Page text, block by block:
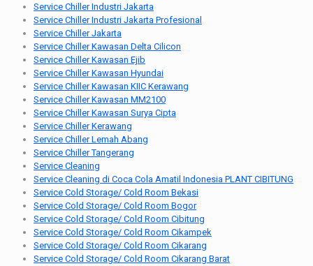
Service Chiller Industri Jakarta
Service Chiller Industri Jakarta Profesional
Service Chiller Jakarta
Service Chiller Kawasan Delta Cilicon
Service Chiller Kawasan Ejib
Service Chiller Kawasan Hyundai
Service Chiller Kawasan KIIC Kerawang
Service Chiller Kawasan MM2100
Service Chiller Kawasan Surya Cipta
Service Chiller Kerawang
Service Chiller Lemah Abang
Service Chiller Tangerang
Service Cleaning
Service Cleaning di Coca Cola Amatil Indonesia PLANT CIBITUNG
Service Cold Storage/ Cold Room Bekasi
Service Cold Storage/ Cold Room Bogor
Service Cold Storage/ Cold Room Cibitung
Service Cold Storage/ Cold Room Cikampek
Service Cold Storage/ Cold Room Cikarang
Service Cold Storage/ Cold Room Cikarang Barat